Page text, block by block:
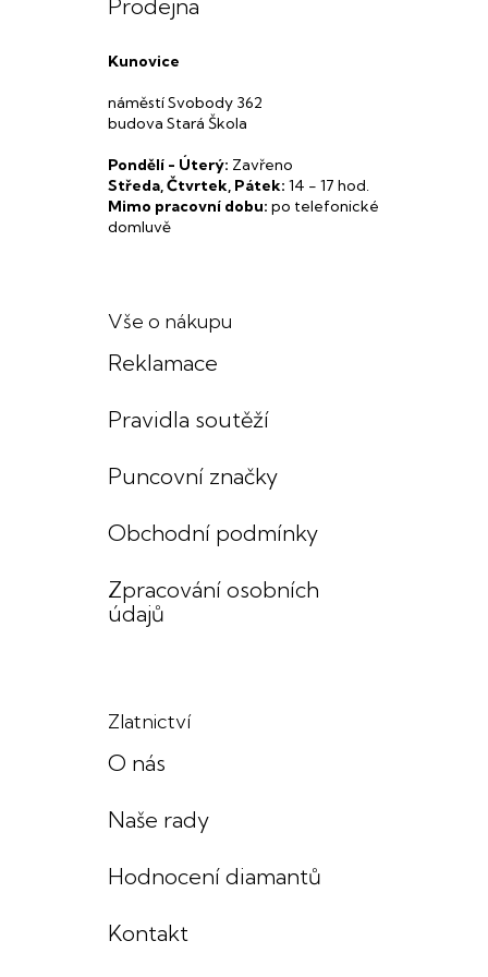
Prodejna
Kunovice
náměstí Svobody 362
budova Stará Škola
Pondělí - Úterý: Zavřeno
Středa, Čtvrtek, Pátek: 14 - 17 hod.
Mimo pracovní dobu: po telefonické
domluvě
Vše o nákupu
Reklamace
Pravidla soutěží
Puncovní značky
Obchodní podmínky
Zpracování osobních
údajů
Zlatnictví
O nás
Naše rady
Hodnocení diamantů
Kontakt